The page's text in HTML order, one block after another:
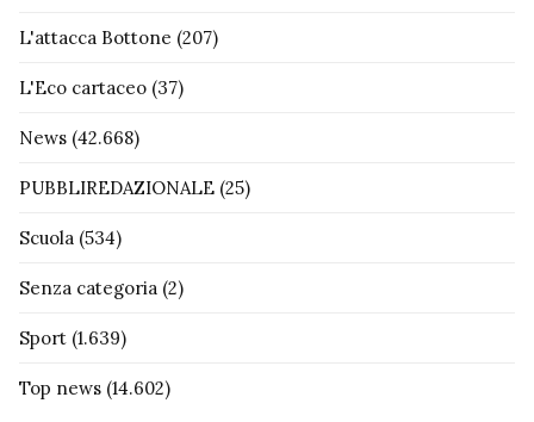
L'attacca Bottone (207)
L'Eco cartaceo (37)
News (42.668)
PUBBLIREDAZIONALE (25)
Scuola (534)
Senza categoria (2)
Sport (1.639)
Top news (14.602)